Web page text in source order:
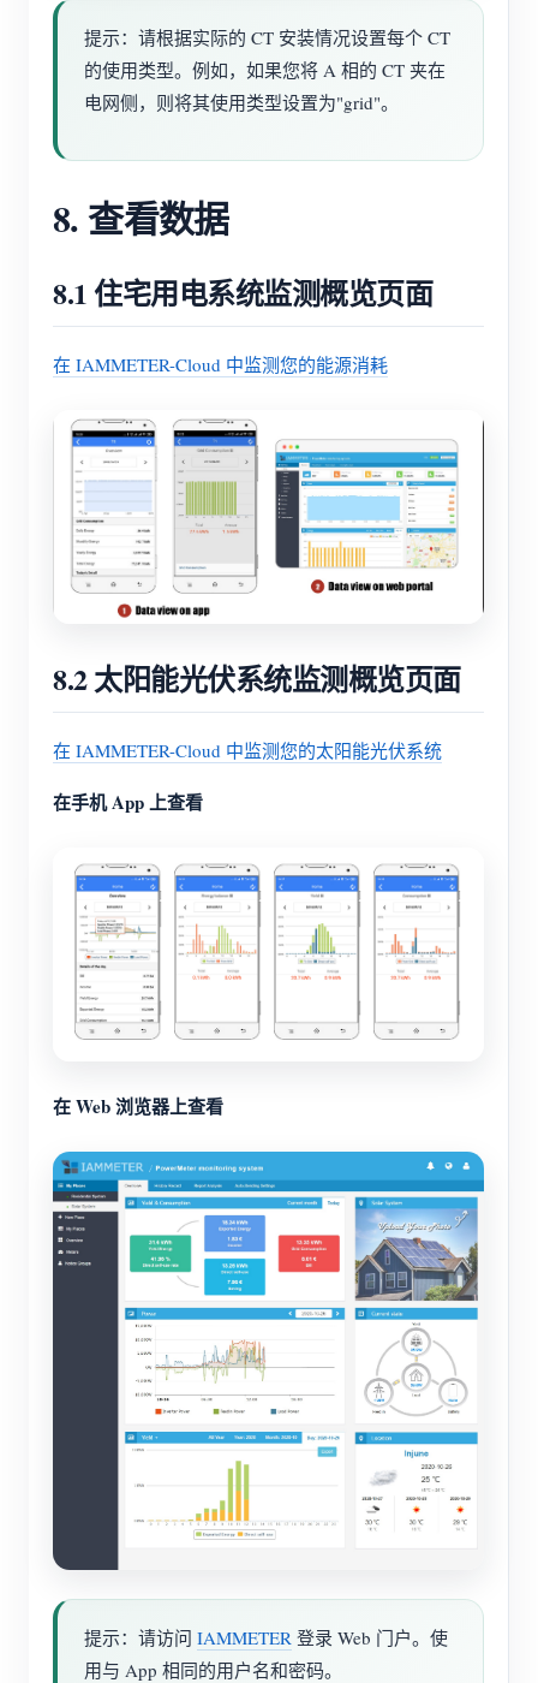
提示：请根据实际的 CT 安装情况设置每个 CT
的使用类型。例如，如果您将 A 相的 CT 夹在
电网侧，则将其使用类型设置为"grid"。
8. 查看数据
8.1 住宅用电系统监测概览页面
在 IAMMETER-Cloud 中监测您的能源消耗
8.2 太阳能光伏系统监测概览页面
在 IAMMETER-Cloud 中监测您的太阳能光伏系统
在手机 App 上查看
在 Web 浏览器上查看
提示：请访问 IAMMETER 登录 Web 门户。使
用与 App 相同的用户名和密码。